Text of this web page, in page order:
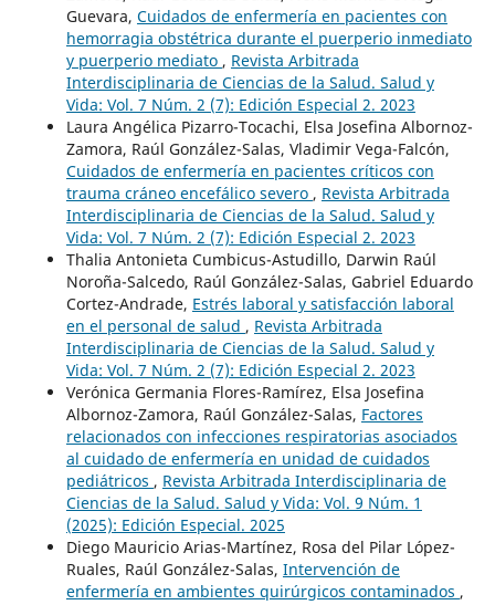
Guevara, Cuidados de enfermería en pacientes con
hemorragia obstétrica durante el puerperio inmediato
y puerperio mediato , Revista Arbitrada
Interdisciplinaria de Ciencias de la Salud. Salud y
Vida: Vol. 7 Núm. 2 (7): Edición Especial 2. 2023
Laura Angélica Pizarro-Tocachi, Elsa Josefina Albornoz-
Zamora, Raúl González-Salas, Vladimir Vega-Falcón,
Cuidados de enfermería en pacientes críticos con
trauma cráneo encefálico severo , Revista Arbitrada
Interdisciplinaria de Ciencias de la Salud. Salud y
Vida: Vol. 7 Núm. 2 (7): Edición Especial 2. 2023
Thalia Antonieta Cumbicus-Astudillo, Darwin Raúl
Noroña-Salcedo, Raúl González-Salas, Gabriel Eduardo
Cortez-Andrade, Estrés laboral y satisfacción laboral
en el personal de salud , Revista Arbitrada
Interdisciplinaria de Ciencias de la Salud. Salud y
Vida: Vol. 7 Núm. 2 (7): Edición Especial 2. 2023
Verónica Germania Flores-Ramírez, Elsa Josefina
Albornoz-Zamora, Raúl González-Salas, Factores
relacionados con infecciones respiratorias asociados
al cuidado de enfermería en unidad de cuidados
pediátricos , Revista Arbitrada Interdisciplinaria de
Ciencias de la Salud. Salud y Vida: Vol. 9 Núm. 1
(2025): Edición Especial. 2025
Diego Mauricio Arias-Martínez, Rosa del Pilar López-
Ruales, Raúl González-Salas, Intervención de
enfermería en ambientes quirúrgicos contaminados ,